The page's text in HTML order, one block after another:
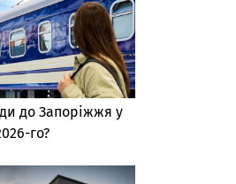
до Запоріжжя у
го?